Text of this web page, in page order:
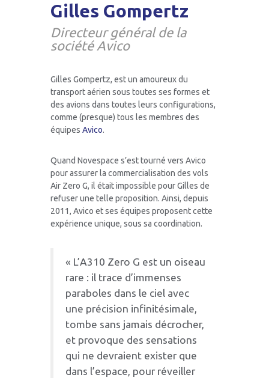
Offrir un vol parabolique
Offre entreprise
Air Zero G Sky Club
FAQ vols découverte
FAQ vols scientifiques
Gilles Gompertz
Directeur général de la
société Avico
Gilles Gompertz, est un amoureux du
transport aérien sous toutes ses formes et
des avions dans toutes leurs configurations,
comme (presque) tous les membres des
équipes Avico.
Quand Novespace s’est tourné vers Avico
pour assurer la commercialisation des vols
Air Zero G, il était impossible pour Gilles de
refuser une telle proposition. Ainsi, depuis
2011, Avico et ses équipes proposent cette
expérience unique, sous sa coordination.
« L’A310 Zero G est un oiseau
rare : il trace d’immenses
paraboles dans le ciel avec
une précision infinitésimale,
tombe sans jamais décrocher,
et provoque des sensations
qui ne devraient exister que
dans l’espace, pour réveiller